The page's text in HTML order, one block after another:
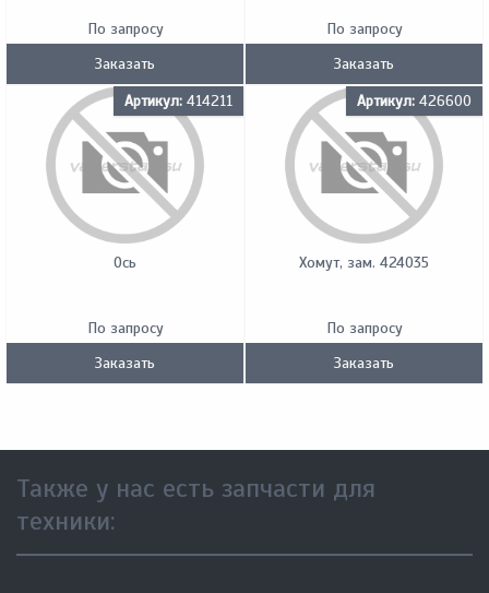
По запросу
Заказать
По запросу
Заказать
Артикул: 414211
Ось
По запросу
Заказать
Артикул: 426600
Хомут, зам. 424035
По запросу
Заказать
Также у нас есть запчасти для
техники: